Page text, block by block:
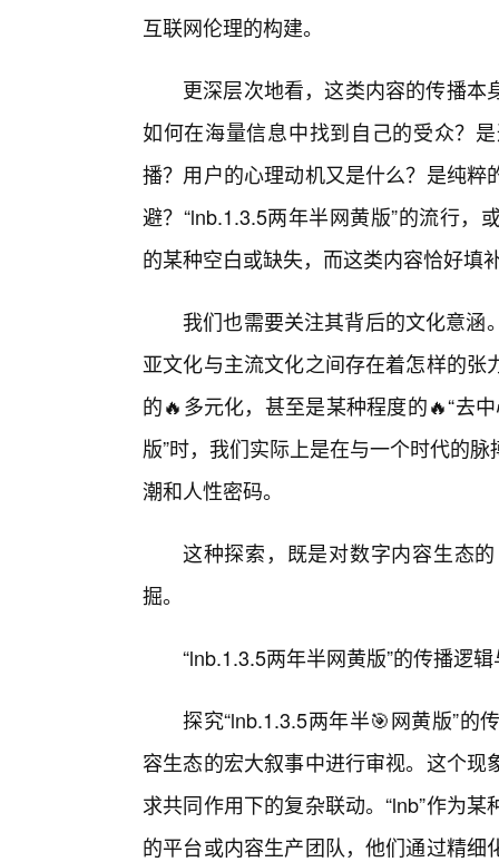
互联网伦理的构建。
更深层次地看，这类内容的传播
如何在海量信息中找到自己的受众？
播？用户的心理动机又是什么？是纯
避？“lnb.1.3.5两年半网黄版”的流行
的某种空白或缺失，而这类内容恰好填
我们也需要关注其背后的文化意
亚文化与主流文化之间存在着怎样的
的🔥多元化，甚至是某种程度的🔥“去
版”时，我们实际上是在与一个时代的
潮和人性密码。
这种探索，既是对数字内容生态
掘。
“lnb.1.3.5两年半网黄版”的传播逻
探究“lnb.1.3.5两年半🎯网黄版”的
容生态的宏大叙事中进行审视。这个
求共同作用下的复杂联动。“lnb”作为
的平台或内容生产团队，他们通过精